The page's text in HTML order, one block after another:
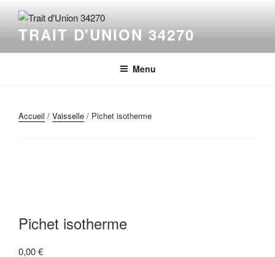
principal
TRAIT D'UNION 34270
Menu
Accueil / Vaisselle / Pichet isotherme
Pichet isotherme
0,00€